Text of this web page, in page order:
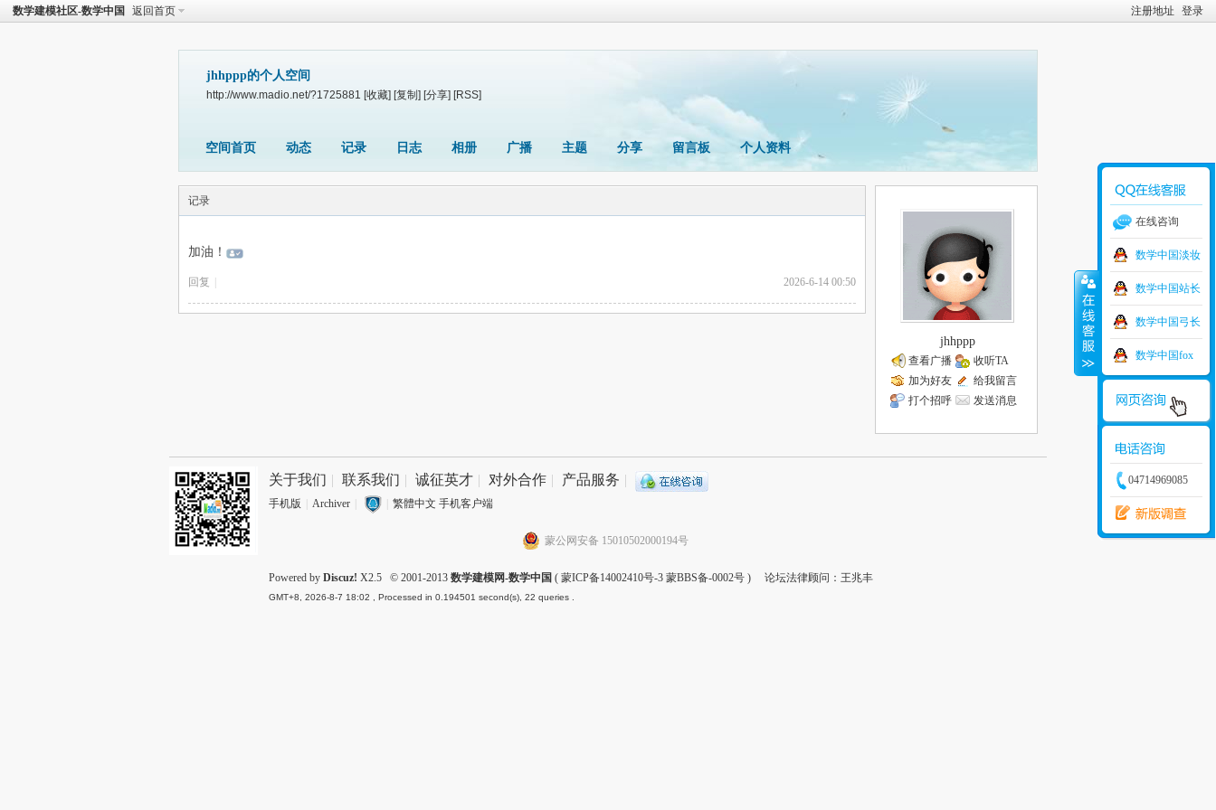
注册地址 登录
数学建模社区-数学中国 返回首页
jhhppp的个人空间
http://www.madio.net/?1725881 [收藏] [复制] [分享] [RSS]
空间首页 动态 记录 日志 相册 广播 主题 分享 留言板 个人资料
记录
加油！
2026-6-14 00:50
回复
jhhppp
查看广播
收听TA
加为好友
给我留言
打个招呼
发送消息
在线咨询
数学中国淡妆
数学中国站长
数学中国弓长
数学中国fox
04714969085
关于我们 | 联系我们 | 诚征英才 | 对外合作 | 产品服务 |
手机版 Archiver 繁體中文 手机客户端
蒙公网安备 15010502000194号
Powered by Discuz! X2.5 © 2001-2013 数学建模网-数学中国 ( 蒙ICP备14002410号-3 蒙BBS备-0002号 ) 论坛法律顾问：王兆丰
GMT+8, 2026-8-7 18:02 , Processed in 0.194501 second(s), 22 queries .